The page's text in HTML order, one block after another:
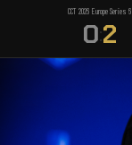
CCT 2026 Europe Series 6
0:2